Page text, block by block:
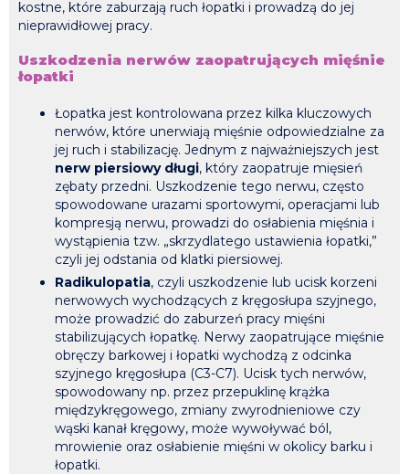
kostne, które zaburzają ruch łopatki i prowadzą do jej
nieprawidłowej pracy.
Uszkodzenia nerwów zaopatrujących mięśnie
łopatki
Łopatka jest kontrolowana przez kilka kluczowych
nerwów, które unerwiają mięśnie odpowiedzialne za
jej ruch i stabilizację. Jednym z najważniejszych jest
nerw piersiowy długi, który zaopatruje mięsień
zębaty przedni. Uszkodzenie tego nerwu, często
spowodowane urazami sportowymi, operacjami lub
kompresją nerwu, prowadzi do osłabienia mięśnia i
wystąpienia tzw. „skrzydlatego ustawienia łopatki,”
czyli jej odstania od klatki piersiowej.
Radikulopatia, czyli uszkodzenie lub ucisk korzeni
nerwowych wychodzących z kręgosłupa szyjnego,
może prowadzić do zaburzeń pracy mięśni
stabilizujących łopatkę. Nerwy zaopatrujące mięśnie
obręczy barkowej i łopatki wychodzą z odcinka
szyjnego kręgosłupa (C3-C7). Ucisk tych nerwów,
spowodowany np. przez przepuklinę krążka
międzykręgowego, zmiany zwyrodnieniowe czy
wąski kanał kręgowy, może wywoływać ból,
mrowienie oraz osłabienie mięśni w okolicy barku i
łopatki.